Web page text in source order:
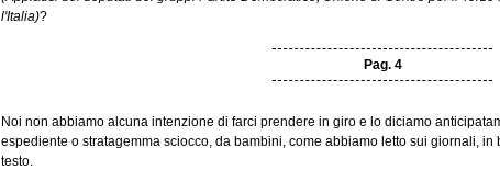
l'Italia)?
Pag. 4
Noi non abbiamo alcuna intenzione di farci prendere in giro e lo diciamo
espediente o stratagemma sciocco, da bambini, come abbiamo letto sui giornali, in
testo.